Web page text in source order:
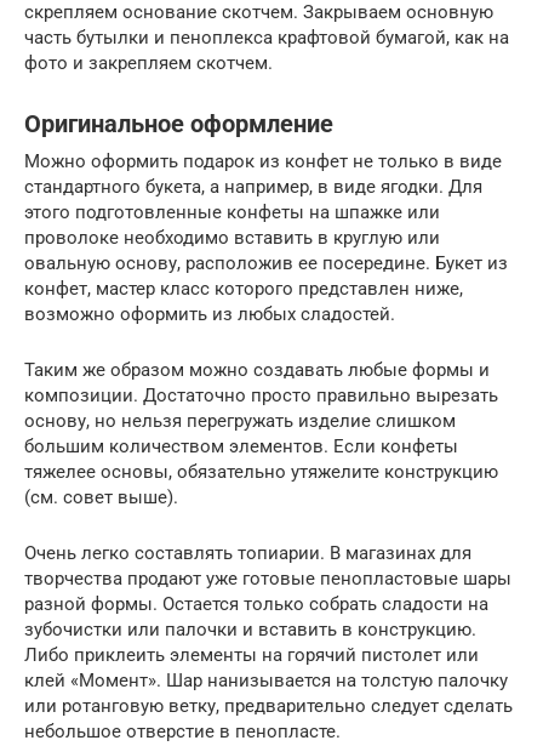
скрепляем основание скотчем. Закрываем основную
часть бутылки и пеноплекса крафтовой бумагой, как на
фото и закрепляем скотчем.
Оригинальное оформление
Можно оформить подарок из конфет не только в виде
стандартного букета, а например, в виде ягодки. Для
этого подготовленные конфеты на шпажке или
проволоке необходимо вставить в круглую или
овальную основу, расположив ее посередине. Букет из
конфет, мастер класс которого представлен ниже,
возможно оформить из любых сладостей.
Таким же образом можно создавать любые формы и
композиции. Достаточно просто правильно вырезать
основу, но нельзя перегружать изделие слишком
большим количеством элементов. Если конфеты
тяжелее основы, обязательно утяжелите конструкцию
(см. совет выше).
Очень легко составлять топиарии. В магазинах для
творчества продают уже готовые пенопластовые шары
разной формы. Остается только собрать сладости на
зубочистки или палочки и вставить в конструкцию.
Либо приклеить элементы на горячий пистолет или
клей «Момент». Шар нанизывается на толстую палочку
или ротанговую ветку, предварительно следует сделать
небольшое отверстие в пенопласте.